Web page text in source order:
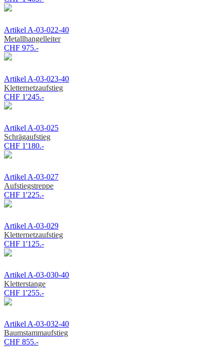
Artikel A-03-022-40
Metallhangelleiter
CHF 975.-
Artikel A-03-023-40
Kletternetzaufstieg
CHF 1'245.-
Artikel A-03-025
Schrägaufstieg
CHF 1'180.-
Artikel A-03-027
Aufstiegstreppe
CHF 1'225.-
Artikel A-03-029
Kletternetzaufstieg
CHF 1'125.-
Artikel A-03-030-40
Kletterstange
CHF 1'255.-
Artikel A-03-032-40
Baumstammaufstieg
CHF 855.-